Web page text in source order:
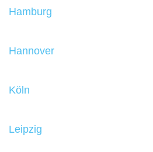
Hamburg
Hannover
Köln
Leipzig